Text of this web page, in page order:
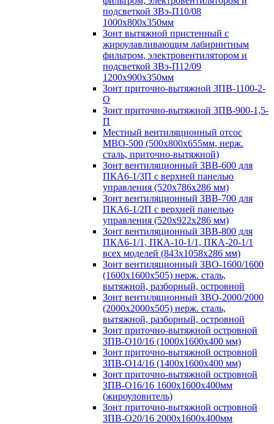
подсветкой ЗВэ-П10/08
1000х800х350мм
Зонт вытяжной пристенный с
жироулавливающим лабиринтным
фильтром, электровентилятором и
подсветкой ЗВэ-П12/09
1200х900х350мм
Зонт приточно-вытяжной ЗПВ-1100-2-
О
Зонт приточно-вытяжной ЗПВ-900-1,5-
П
Местный вентиляционный отсос
МВО-500 (500х800х655мм, нерж.
сталь, приточно-вытяжной)
Зонт вентиляционный ЗВВ-600 для
ПКА6-1/3П с верхней панелью
управления (520х786х286 мм)
Зонт вентиляционный ЗВВ-700 для
ПКА6-1/2П с верхней панелью
управления (520х922х286 мм)
Зонт вентиляционный ЗВВ-800 для
ПКА6-1/1, ПКА-10-1/1, ПКА-20-1/1
всех моделей (843х1058х286 мм)
Зонт вентиляционный ЗВО-1600/1600
(1600х1600х505) нерж. сталь,
вытяжной, разборный, островной
Зонт вентиляционный ЗВО-2000/2000
(2000х2000х505) нерж. сталь,
вытяжной, разборный, островной
Зонт приточно-вытяжной островной
ЗПВ-О10/16 (1000х1600х400 мм)
Зонт приточно-вытяжной островной
ЗПВ-О14/16 (1400х1600х400 мм)
Зонт приточно-вытяжной островной
ЗПВ-О16/16 1600х1600х400мм
(жироуловитель)
Зонт приточно-вытяжной островной
ЗПВ-О20/16 2000х1600х400мм